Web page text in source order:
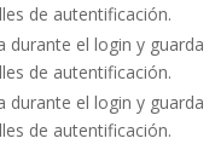
de autentificación.
durante el login y guarda
de autentificación.
durante el login y guarda
de autentificación.